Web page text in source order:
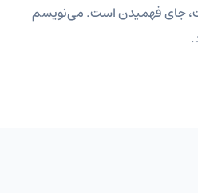
جای فهمیدن است. می‌نویسم